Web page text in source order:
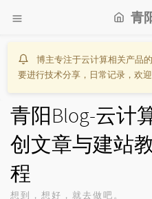
青
博主专注于云计算相关产品
要进行技术分享，日常记录，欢
青阳Blog-云计
创文章与建站
程
想到，想好，就去做吧。